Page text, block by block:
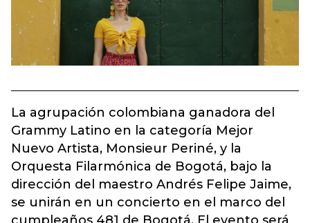
La agrupación colombiana ganadora del
Grammy Latino en la categoría Mejor
Nuevo Artista, Monsieur Periné, y la
Orquesta Filarmónica de Bogotá, bajo la
dirección del maestro Andrés Felipe Jaime,
se unirán en un concierto en el marco del